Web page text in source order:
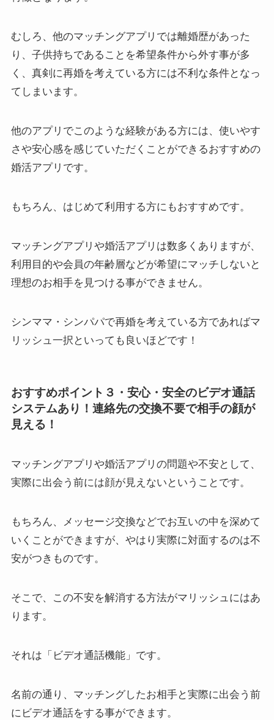
むしろ、他のマッチングアプリでは離婚歴があった
り、子供持ちであることを希望条件から外す事が多
く、真剣に再婚を考えている方には不利な条件となっ
てしまいます。
他のアプリでこのような経験がある方には、使いやす
さや安心感を感じていただくことができるおすすめの
婚活アプリです。
もちろん、はじめて利用する方にもおすすめです。
マッチングアプリや婚活アプリは数多くありますが、
利用目的や会員の年齢層などが希望にマッチしないと
理想のお相手を見つける事ができません。
シンママ・シンパパで再婚を考えている方であればマ
リッシュ一択といっても良いほどです！
おすすめポイント３・安心・安全のビデオ通話
システムあり！連絡先の交換不要で相手の顔が
見える！
マッチングアプリや婚活アプリの問題や不安として、
実際に出会う前には顔が見えないということです。
もちろん、メッセージ交換などでお互いの中を深めて
いくことができますが、やはり実際に対面するのは不
安がつきものです。
そこで、この不安を解消する方法がマリッシュにはあ
ります。
それは「ビデオ通話機能」です。
名前の通り、マッチングしたお相手と実際に出会う前
にビデオ通話をする事ができます。